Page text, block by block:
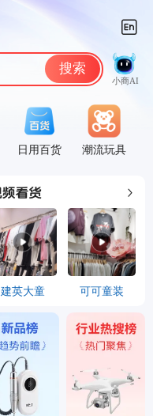
搜索
小商AI
日用百货 潮流玩具
￥3600.00
建英大童 可可童装